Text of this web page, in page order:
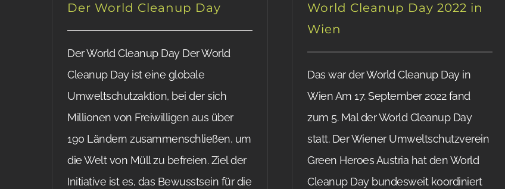
Der World Cleanup Day
Der World Cleanup Day Der World
Cleanup Day ist eine globale
Umweltschutzaktion, bei der sich
Millionen von Freiwilligen aus über
190 Ländern zusammenschließen, um
die Welt von Müll zu befreien. Ziel der
Initiative ist es, das Bewusstsein für die
World Cleanup Day 2022 in
Wien
Das war der World Cleanup Day in
Wien Am 17. September 2022 fand
zum 5. Mal der World Cleanup Day
statt. Der Wiener Umweltschutzverein
Green Heroes Austria hat den World
Cleanup Day bundesweit koordiniert